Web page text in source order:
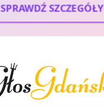
SPRAWDŹ SZCZEGÓŁY